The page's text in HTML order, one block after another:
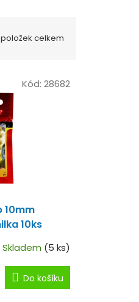
položek celkem
10mm
10ks
Skladem (5 ks)
Do košíku
Kód: 28682